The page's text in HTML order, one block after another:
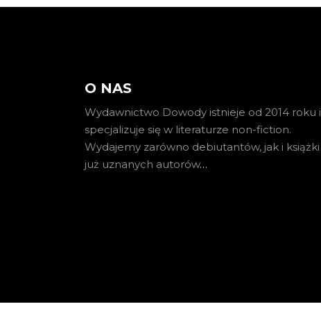
O NAS
Wydawnictwo Dowody istnieje od 2014 roku i
specjalizuje się w literaturze non-fiction.
Wydajemy zarówno debiutantów, jak i książki
już uznanych autorów…